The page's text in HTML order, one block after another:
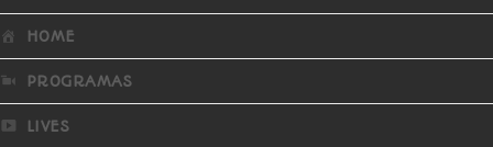
HOME
PROGRAMAS
LIVES